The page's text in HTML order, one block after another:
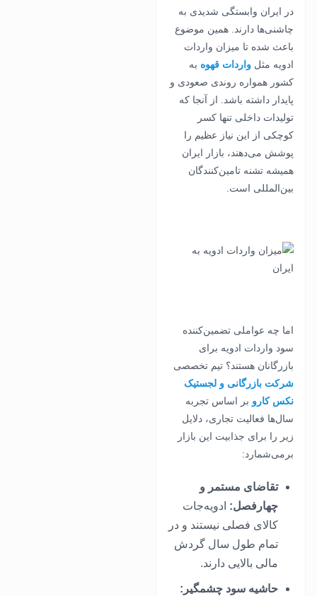
در ایران وابستگی شدیدی به
چاشنی‌ها دارند. همین موضوع
باعث شده تا میزان واردات
ادویه مثل واردات قهوه به
کشور همواره روندی صعودی و
پایدار داشته باشد. از آنجا که
تولیدات داخلی تنها کسر
کوچکی از این نیاز عظیم را
پوشش می‌دهند، بازار ایران
همیشه تشنه تامین‌کنندگان
بین‌المللی است.
اما چه عواملی تضمین‌کننده
سود واردات ادویه برای
بازرگانان هستند؟ تیم تخصصی
شرکت بازرگانی و لجستیک
نکس کارو بر اساس تجربه
سال‌ها فعالیت تجاری، دلایل
زیر را برای جذابیت این بازار
برمی‌شمارد:
تقاضای مستمر و
چهارفصل: ادویه‌جات
کالای فصلی نیستند و در
تمام طول سال گردش
مالی بالایی دارند.
حاشیه سود چشمگیر: